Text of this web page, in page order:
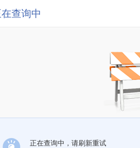
查询中
正在查询中，请刷新重试